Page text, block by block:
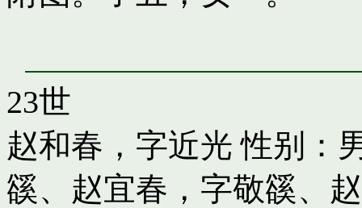
23世
赵和春，字近光 性别：
豀、 赵宜春，字敬豀、